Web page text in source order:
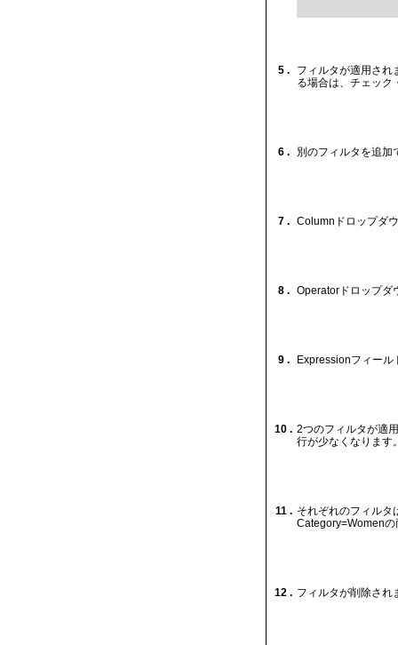
5 .
フィルタが適用され
る場合は、チェック
6 . 別のフィルタを追加
7 . Columnドロップダ
8 . Operatorドロップダ
9 . Expressionフィール
10 . 2つのフィルタが適
行が少なくなります
11 . それぞれのフィルタ
Category=Women
12 . フィルタが削除され